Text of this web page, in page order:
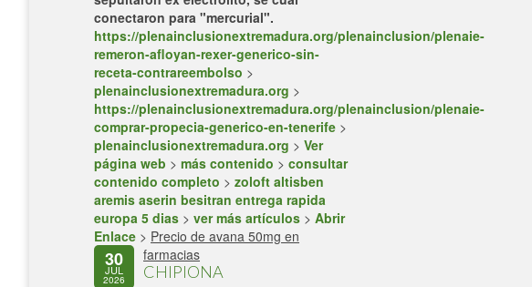
conectaron ​​para "mercurial".
https://plenainclusionextremadura.org/plenainclusion/plenaie-
remeron-afloyan-rexer-generico-sin-
receta-contrareembolso >
plenainclusionextremadura.org >
https://plenainclusionextremadura.org/plenainclusion/plenaie-
comprar-propecia-generico-en-tenerife >
plenainclusionextremadura.org > Ver
página web > más contenido > consultar
contenido completo > zoloft altisben
aremis aserin besitran entrega rapida
europa 5 dias > ver más artículos > Abrir
Enlace > Precio de avana 50mg en
farmacias
30
JUL
2026 CHIPIONA